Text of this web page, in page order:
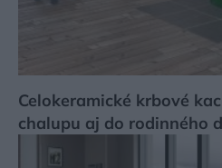
Celokeramické krbové
chalupu aj do rodinného